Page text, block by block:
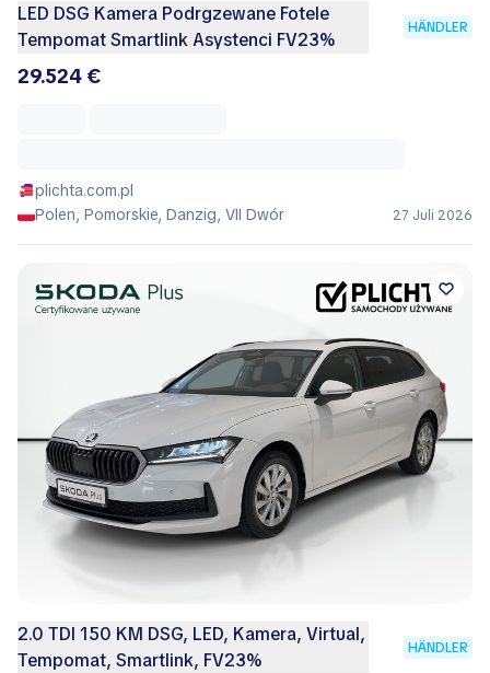
LED DSG Kamera Podrgzewane Fotele
Tempomat Smartlink Asystenci FV23%
HÄNDLER
29.524 €
plichta.com.pl
Polen, Pomorskie, Danzig, VII Dwór
27 Juli 2026
2.0 TDI 150 KM DSG, LED, Kamera, Virtual,
Tempomat, Smartlink, FV23%
HÄNDLER